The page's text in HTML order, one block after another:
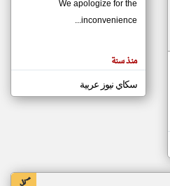
مصادر الأخبار من موريتانيا
اخبار موريتانيا على مدار الساعة
أهم اخبار موريتانيا العاجلة والمباشرة
We apologize for the
inconvenience...
منذ سنة
سكاي نيوز عربية
klyoum.com